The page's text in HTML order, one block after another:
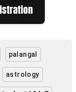
palangal
astrology